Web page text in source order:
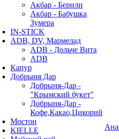
Акбар - Бернли
Акбар - Бабушка
Зумера
IN-STICK
ADB, DV, Мармелад
ADB - Дольче Вита
ADB
Капур
Добрыня Дар
Добрыня-Дар -
"Крымский букет"
Добрыня-Дар -
Кофе,Какао,Цикорий
Мостон
KIELLE